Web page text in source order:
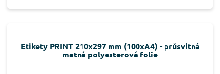
Etikety PRINT 210x297 mm (100xA4) - průsvitná
matná polyesterová folie